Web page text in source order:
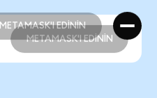
METAMASK'I EDİNİN
METAMASK'I EDİNİN
METAMASK'I EDİNİN